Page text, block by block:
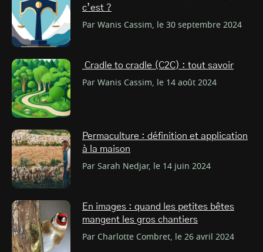
c’est ?
Par Wanis Cassim, le 30 septembre 2024
Cradle to cradle (C2C) : tout savoir
Par Wanis Cassim, le 14 août 2024
Permaculture : définition et application
à la maison
Par Sarah Nedjar, le 14 juin 2024
En images : quand les petites bêtes
mangent les gros chantiers
Par Charlotte Combret, le 26 avril 2024